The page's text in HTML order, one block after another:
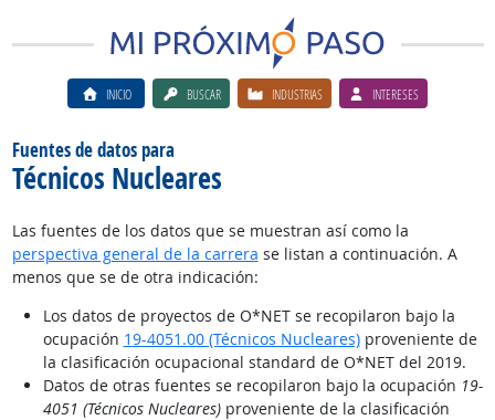
INICIO BUSCAR INDUSTRIAS INTERESES
Fuentes de datos para
Técnicos Nucleares
Las fuentes de los datos que se muestran así como la
perspectiva general de la carrera se listan a continuación. A
menos que se de otra indicación:
Los datos de proyectos de O*NET se recopilaron bajo la
ocupación 19-4051.00 (Técnicos Nucleares)proveniente de
la clasificación ocupacional standard de O*NET del 2019.
Datos de otras fuentes se recopilaron bajo la ocupación 19-
4051 (Técnicos Nucleares)proveniente de la clasificación